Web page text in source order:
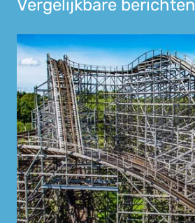
Vergelijkbare berichten